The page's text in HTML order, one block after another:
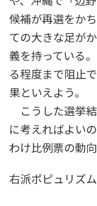
候補が再選をか
ての大きな足が
義を持っている
る程度まで阻止
果といえよう。
こうした選挙結
に考えればよい
わけ比例票の動
右派ポピュリズ